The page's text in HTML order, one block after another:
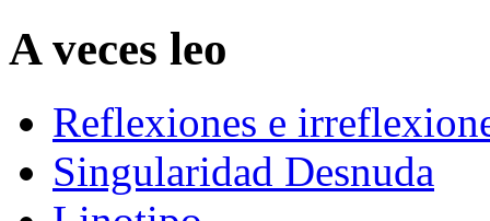
A veces leo
Reflexiones e
Singularidad Desnuda